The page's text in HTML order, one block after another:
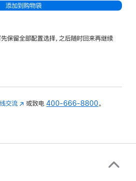
添加到购物袋
保留全部配置选择，之后随时回来再继续
交流 (在
中
或致电400-666-8800 。